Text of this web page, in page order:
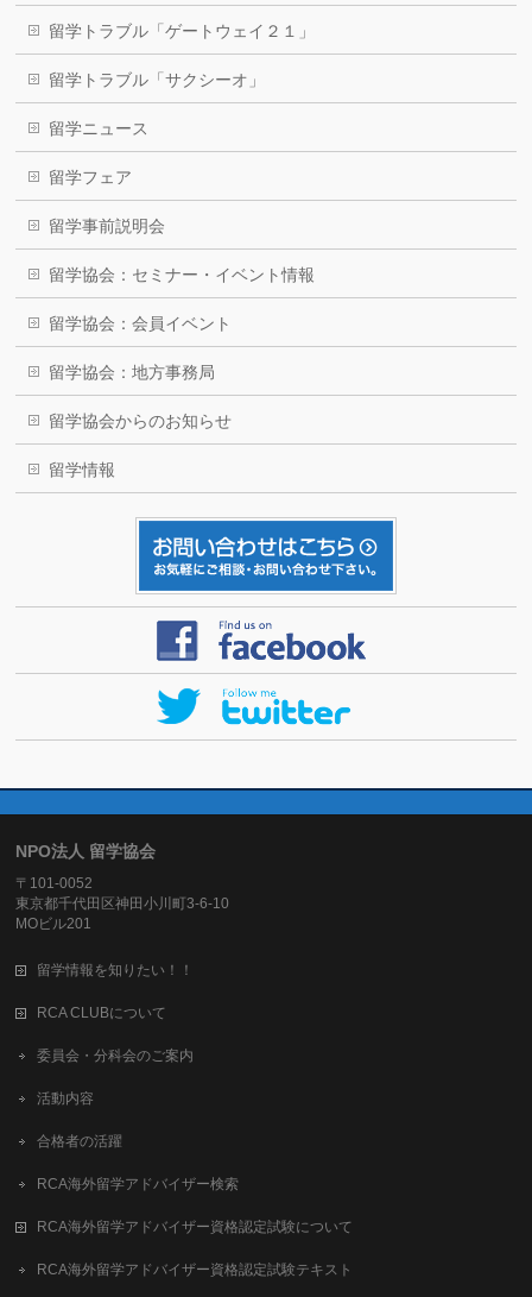
留学トラブル「ゲートウェイ２１」
留学トラブル「サクシーオ」
留学ニュース
留学フェア
留学事前説明会
留学協会：セミナー・イベント情報
留学協会：会員イベント
留学協会：地方事務局
留学協会からのお知らせ
留学情報
NPO法人 留学協会
〒101-0052
東京都千代田区神田小川町3-6-10
MOビル201
留学情報を知りたい！！
RCA CLUBについて
委員会・分科会のご案内
活動内容
合格者の活躍
RCA海外留学アドバイザー検索
RCA海外留学アドバイザー資格認定試験について
RCA海外留学アドバイザー資格認定試験テキスト